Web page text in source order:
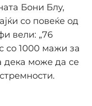
Бони Блу,
со повеќе од
вели: „76
со 1000 мажи за
дека може да се